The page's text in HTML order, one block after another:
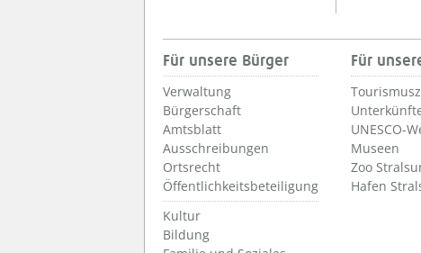
Für unsere Bürger
Verwaltung
Bürgerschaft
Amtsblatt
Ausschreibungen
Ortsrecht
Öffentlichkeitsbeteiligung
Kultur
Bildung
Für
UNESCO-
Museen
Zoo
Hafen